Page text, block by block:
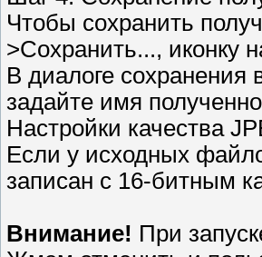
Чтобы сохранить
>Сохранить..., иконку
В диалоге
задайте имя
Настройки качества
Если у исходных
записан с 16-битным
Внимание! При